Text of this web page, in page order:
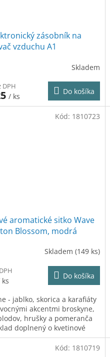
zásobník na
vzduchu A1
Skladem
DPH
/ ks
Do košíka
aromatické sitko Wave
Blossom, modrá
Skladem (149 ks)
Do košíka
- jablko, skorica a karafiáty
akcentmi broskyne,
hrušky a pomeranča
doplnený o kvetinové
ylang ylang a pižma
Kód: 1810723
Kód: 1810719